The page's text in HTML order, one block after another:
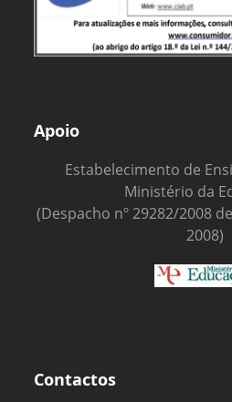
Apoio
Estabelecimento de
Ministério da
(Despacho nº 29282/2008
2008)
Contactos